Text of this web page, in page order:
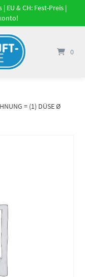
| EU & CH: Fest-Preis |
0
= (1) DÜSE Ø